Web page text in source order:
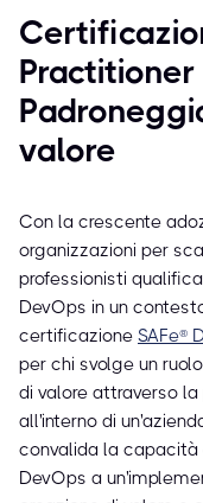
Practitioner
valore
Con la crescente
organizzazioni per
professionisti
DevOps in un
certificazione SAFe®
per chi svolge un
di valore attraverso la
all'interno di
convalida la capacità
DevOps a